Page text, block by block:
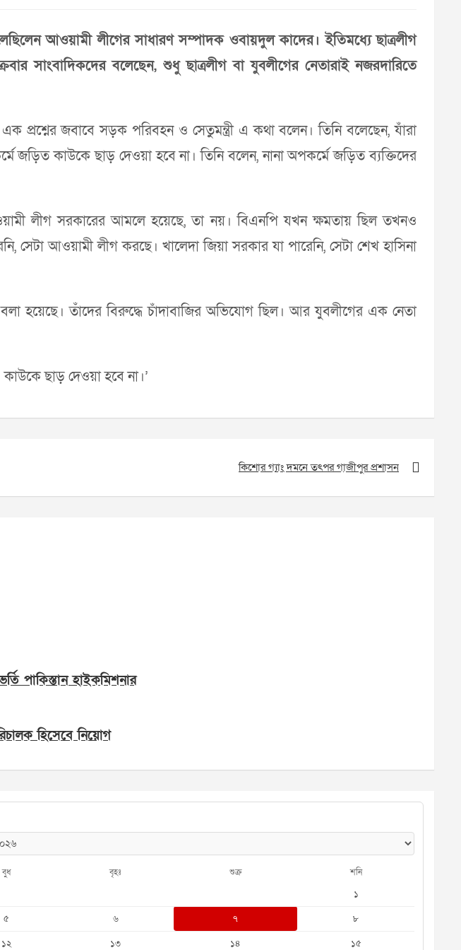
আওয়ামী লীগের সাধারণ সম্পাদক ওবায়দুল কাদের। ইতিমধ্যে ছাত্রলীগ
সাংবাদিকদের বলেছেন, শুধু ছাত্রলীগ বা যুবলীগের নেতারাই নজরদারিতে
প্রশ্নের জবাবে সড়ক পরিবহন ও সেতুমন্ত্রী এ কথা বলেন। তিনি বলেছেন, যাঁরা
জড়িত কাউকে ছাড় দেওয়া হবে না। তিনি বলেন, নানা অপকর্মে জড়িত ব্যক্তিদের
লীগ সরকারের আমলে হয়েছে, তা নয়। বিএনপি যখন ক্ষমতায় ছিল তখনও
সেটা আওয়ামী লীগ করছে। খালেদা জিয়া সরকার যা পারেনি, সেটা শেখ হাসিনা
হয়েছে। তাঁদের বিরুদ্ধে চাঁদাবাজির অভিযোগ ছিল। আর যুবলীগের এক নেতা
কাউকে ছাড় দেওয়া হবে না।’
কিশোর গ্যাং দমনে তৎপর গাজীপুর প্রশাসন
পাকিস্তান হাইকমিশনার
হিসেবে নিয়োগ
বুধ বৃহঃ শুক্র শনি
১
৫ ৬ ৭
৮
১২ ১৩ ১৪ ১৫